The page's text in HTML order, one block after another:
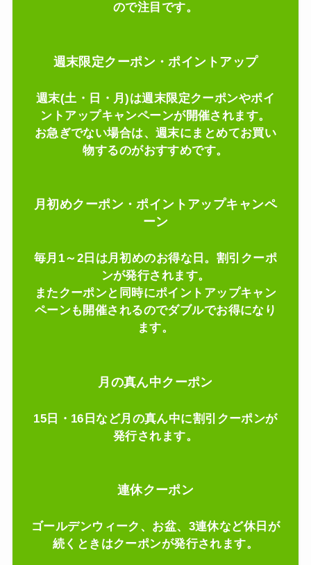
ので注目です。
週末限定クーポン・ポイントアップ
週末(土・日・月)は週末限定クーポンやポイ
ントアップキャンペーンが開催されます。
お急ぎでない場合は、週末にまとめてお買い
物するのがおすすめです。
月初めクーポン・ポイントアップキャンペ
ーン
毎月1～2日は月初めのお得な日。割引クーポ
ンが発行されます。
またクーポンと同時にポイントアップキャン
ペーンも開催されるのでダブルでお得になり
ます。
月の真ん中クーポン
15日・16日など月の真ん中に割引クーポンが
発行されます。
連休クーポン
ゴールデンウィーク、お盆、3連休など休日が
続くときはクーポンが発行されます。